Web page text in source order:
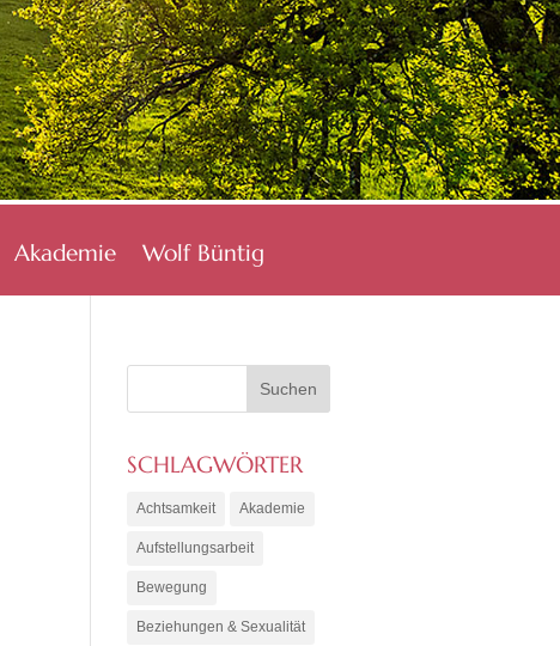
Akademie Wolf Büntig
SCHLAGWÖRTER
Achtsamkeit Akademie
Aufstellungsarbeit
Bewegung
Beziehungen & Sexualität